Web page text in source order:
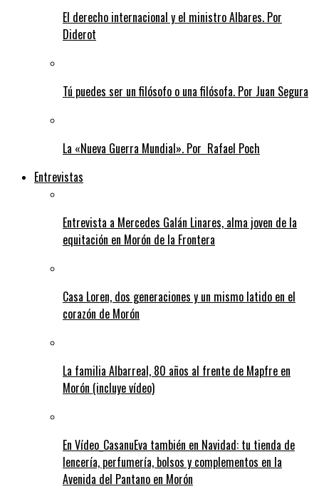
El derecho internacional y el ministro Albares. Por
Diderot
Tú puedes ser un filósofo o una filósofa. Por Juan Segura
La «Nueva Guerra Mundial». Por Rafael Poch
Entrevistas
Entrevista a Mercedes Galán Linares, alma joven de la
equitación en Morón de la Frontera
Casa Loren, dos generaciones y un mismo latido en el
corazón de Morón
La familia Albarreal, 80 años al frente de Mapfre en
Morón (incluye vídeo)
En Vídeo_CasanuEva también en Navidad: tu tienda de
lencería, perfumería, bolsos y complementos en la
Avenida del Pantano en Morón